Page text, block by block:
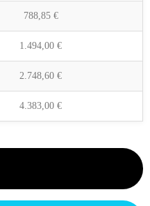
788,85 €
1.494,00 €
2.748,60 €
4.383,00 €